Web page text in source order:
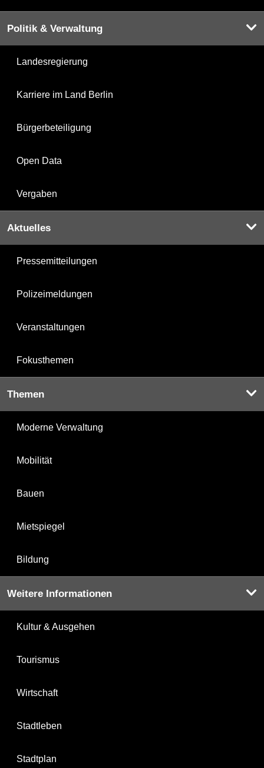
Politik & Verwaltung
Landesregierung
Karriere im Land Berlin
Bürgerbeteiligung
Open Data
Vergaben
Aktuelles
Pressemitteilungen
Polizeimeldungen
Veranstaltungen
Fokusthemen
Themen
Moderne Verwaltung
Mobilität
Bauen
Mietspiegel
Bildung
Weitere Informationen
Kultur & Ausgehen
Tourismus
Wirtschaft
Stadtleben
Stadtplan